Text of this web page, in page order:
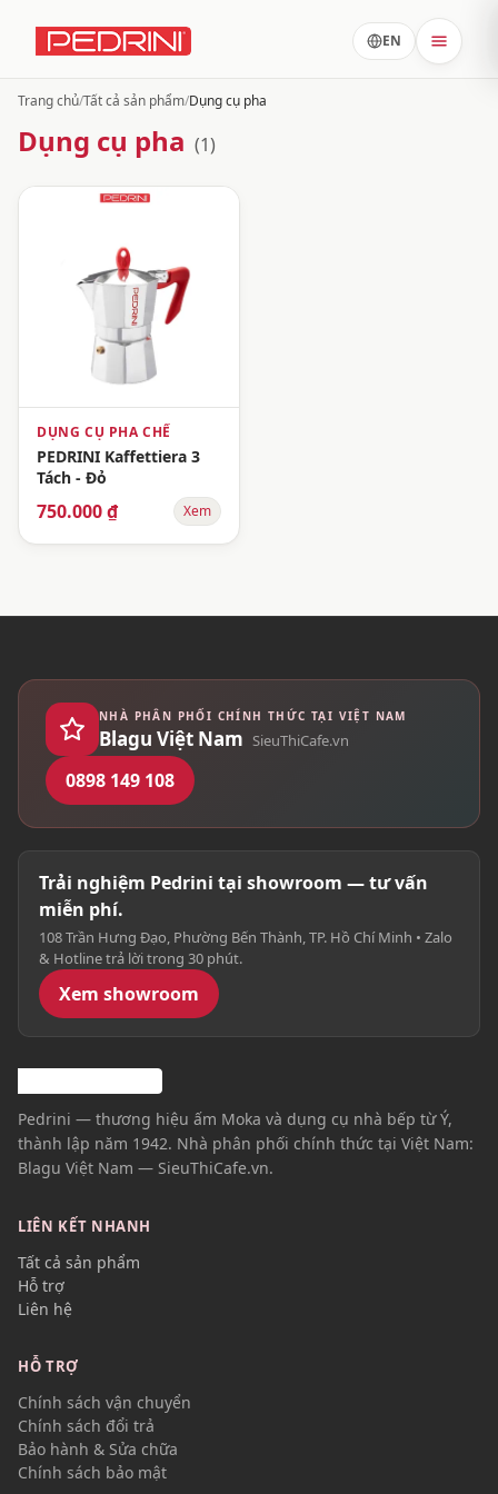
EN
Trang chủ/Tất cả sản phẩm/Dụng cụ pha
Dụng cụ pha (1)
DỤNG CỤ PHA CHẾ
PEDRINI Kaffettiera 3
Tách - Đỏ
750.000 ₫ Xem
NHÀ PHÂN PHỐI CHÍNH THỨC TẠI VIỆT NAM
Blagu Việt Nam SieuThiCafe.vn
0898 149 108
Trải nghiệm Pedrini tại showroom — tư vấn
miễn phí.
108 Trần Hưng Đạo, Phường Bến Thành, TP. Hồ Chí Minh • Zalo
& Hotline trả lời trong 30 phút.
Xem showroom
Pedrini — thương hiệu ấm Moka và dụng cụ nhà bếp từ Ý,
thành lập năm 1942. Nhà phân phối chính thức tại Việt Nam:
Blagu Việt Nam — SieuThiCafe.vn.
LIÊN KẾT NHANH
Tất cả sản phẩm
Hỗ trợ
Liên hệ
HỖ TRỢ
Chính sách vận chuyển
Chính sách đổi trả
Bảo hành & Sửa chữa
Chính sách bảo mật